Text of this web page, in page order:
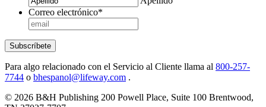
Correo electrónico*
Subscríbete
Para algo relacionado con el Servicio al Cliente llama al 800-257-
7744 o bhespanol@lifeway.com .
© 2026 B&H Publishing 200 Powell Place, Suite 100 Brentwood,